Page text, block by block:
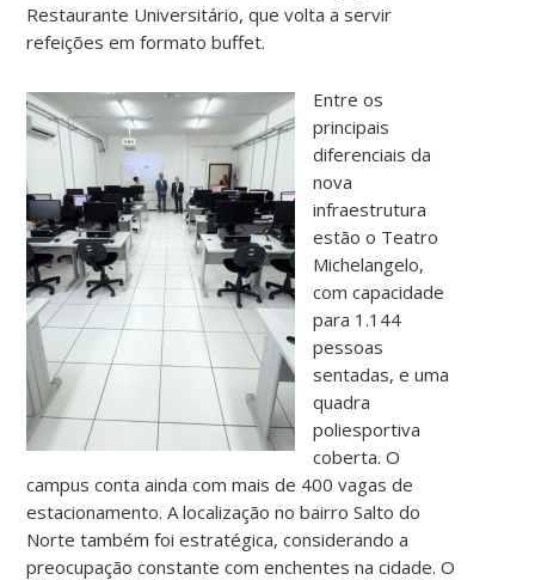
Restaurante Universitário, que volta a servir
refeições em formato buffet.
Entre os
principais
diferenciais da
nova
infraestrutura
estão o Teatro
Michelangelo,
com capacidade
para 1.144
pessoas
sentadas, e uma
quadra
poliesportiva
coberta. O
campus conta ainda com mais de 400 vagas de
estacionamento. A localização no bairro Salto do
Norte também foi estratégica, considerando a
preocupação constante com enchentes na cidade. O